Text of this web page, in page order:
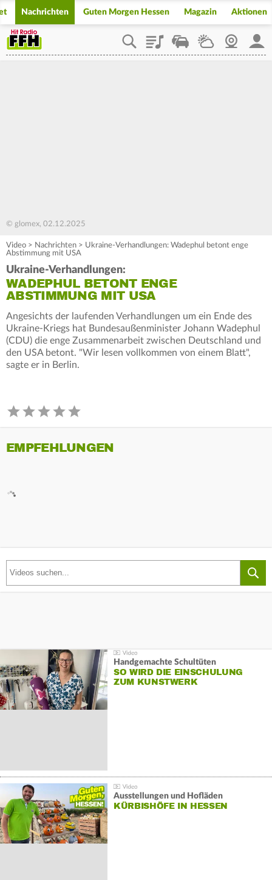
Nachrichten Guten Morgen Hessen Magazin Aktionen
PlaylistStaupilotWetterWebcam
© glomex, 02.12.2025
Video > Nachrichten > Ukraine-Verhandlungen: Wadephul betont enge
Abstimmung mit USA
Ukraine-Verhandlungen:
WADEPHUL BETONT ENGE
ABSTIMMUNG MIT USA
Angesichts der laufenden Verhandlungen um ein Ende des
Ukraine-Kriegs hat Bundesaußenminister Johann Wadephul
(CDU) die enge Zusammenarbeit zwischen Deutschland und
den USA betont. "Wir lesen vollkommen von einem Blatt",
sagte er in Berlin.
EMPFEHLUNGEN
Handgemachte Schultüten
SO WIRD DIE EINSCHULUNG
ZUM KUNSTWERK
Ausstellungen und Hofläden
KÜRBISHÖFE IN HESSEN